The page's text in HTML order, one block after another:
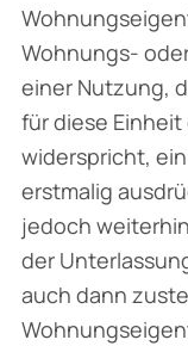
Wohnungs-
einer Nutzung,
für diese
widerspricht,
erstmalig
jedoch
der
auch dann